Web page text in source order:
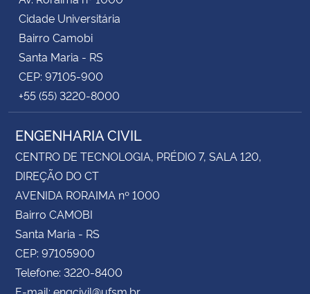
Cidade Universitária
Bairro Camobi
Santa Maria - RS
CEP: 97105-900
+55 (55) 3220-8000
ENGENHARIA CIVIL
CENTRO DE TECNOLOGIA, PRÉDIO 7, SALA 120,
DIREÇÃO DO CT
AVENIDA RORAIMA nº 1000
Bairro CAMOBI
Santa Maria - RS
CEP: 97105900
Telefone: 3220-8400
E-mail: engcivil@ufsm.br